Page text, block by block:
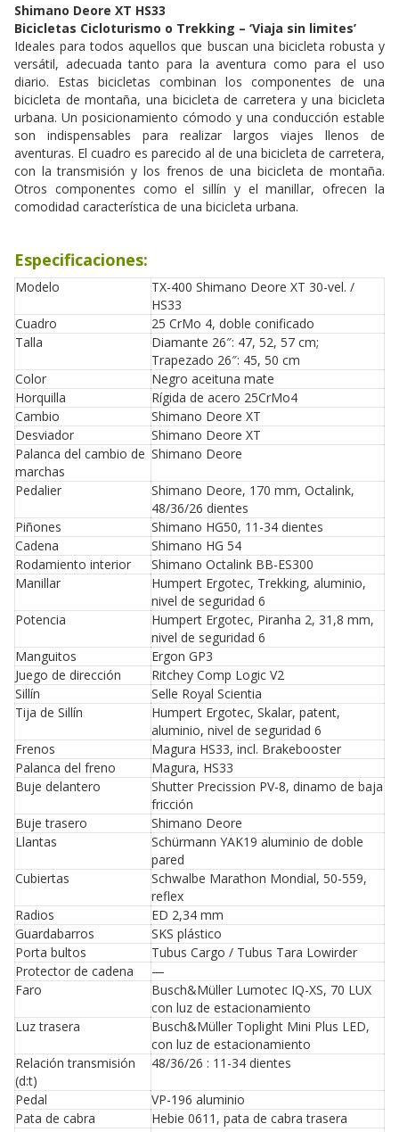
Shimano Deore XT HS33
Bicicletas Cicloturismo o Trekking – ‘Viaja sin limites’
Ideales para todos aquellos que buscan una bicicleta robusta y
versátil, adecuada tanto para la aventura como para el uso
diario. Estas bicicletas combinan los componentes de una
bicicleta de montaña, una bicicleta de carretera y una bicicleta
urbana. Un posicionamiento cómodo y una conducción estable
son indispensables para realizar largos viajes llenos de
aventuras. El cuadro es parecido al de una bicicleta de carretera,
con la transmisión y los frenos de una bicicleta de montaña.
Otros componentes como el sillín y el manillar, ofrecen la
comodidad característica de una bicicleta urbana.
Especificaciones:
Modelo
TX-400 Shimano Deore XT 30-vel. /
HS33
Cuadro
25 CrMo 4, doble conificado
Talla
Diamante 26″: 47, 52, 57 cm;
Trapezado 26″: 45, 50 cm
Color
Negro aceituna mate
Horquilla
Rígida de acero 25CrMo4
Cambio
Shimano Deore XT
Desviador
Shimano Deore XT
Palanca del cambio de
marchas
Shimano Deore
Pedalier
Shimano Deore, 170 mm, Octalink,
48/36/26 dientes
Piñones
Shimano HG50, 11-34 dientes
Cadena
Shimano HG 54
Rodamiento interior
Shimano Octalink BB-ES300
Manillar
Humpert Ergotec, Trekking, aluminio,
nivel de seguridad 6
Potencia
Humpert Ergotec, Piranha 2, 31,8 mm,
nivel de seguridad 6
Manguitos
Ergon GP3
Juego de dirección
Ritchey Comp Logic V2
Sillín
Selle Royal Scientia
Tija de Sillín
Humpert Ergotec, Skalar, patent,
aluminio, nivel de seguridad 6
Frenos
Magura HS33, incl. Brakebooster
Palanca del freno
Magura, HS33
Buje delantero
Shutter Precission PV-8, dinamo de baja
fricción
Buje trasero
Shimano Deore
Llantas
Schürmann YAK19 aluminio de doble
pared
Cubiertas
Schwalbe Marathon Mondial, 50-559,
reflex
Radios
ED 2,34 mm
Guardabarros
SKS plástico
Porta bultos
Tubus Cargo / Tubus Tara Lowirder
Protector de cadena
—
Faro
Busch&Müller Lumotec IQ-XS, 70 LUX
con luz de estacionamiento
Luz trasera
Busch&Müller Toplight Mini Plus LED,
con luz de estacionamiento
Relación transmisión
(d:t)
48/36/26 : 11-34 dientes
Pedal
VP-196 aluminio
Pata de cabra
Hebie 0611, pata de cabra trasera